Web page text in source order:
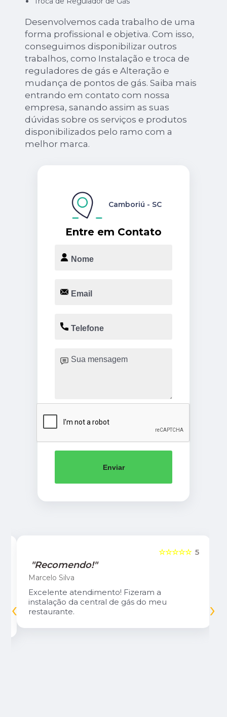
Desenvolvemos cada trabalho de uma
forma profissional e objetiva. Com isso,
conseguimos disponibilizar outros
trabalhos, como Instalação e troca de
reguladores de gás e Alteração e
mudança de pontos de gás. Saiba mais
entrando em contato com nossa
empresa, sanando assim as suas
dúvidas sobre os serviços e produtos
disponibilizados pelo ramo com a
melhor marca.
Entre em Contato
Camboriú - SC
Enviar
5
☆☆☆☆☆
"Recomendo!"
Marcelo Silva
Excelente atendimento! Fizeram a
instalação da central de gás do meu
restaurante.
‹ ›